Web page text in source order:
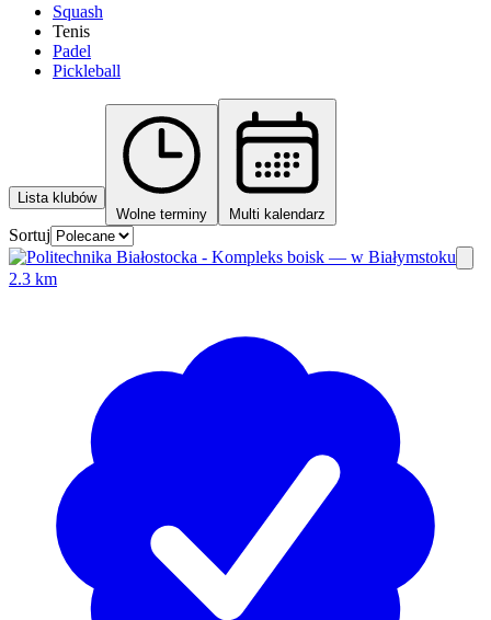
Squash
Tenis
Padel
Pickleball
Lista klubów
Wolne terminy
Multi kalendarz
Sortuj
2.3 km